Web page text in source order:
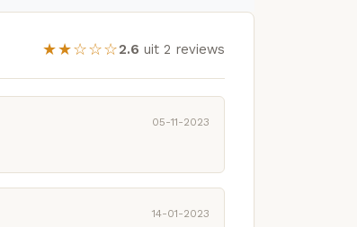
★★☆☆☆2.6 uit 2 reviews
05-11-2023
14-01-2023